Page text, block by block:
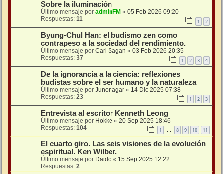
Sobre la iluminación
Último mensaje por adminFM « 05 Feb 2026 09:20
Respuestas: 11 1 2
Byung-Chul Han: el budismo zen como
contrapeso a la sociedad del rendimiento.
Último mensaje por Carl Sagan « 03 Feb 2026 20:35
Respuestas: 37 1 2 3 4
De la ignorancia a la ciencia: reflexiones
budistas sobre el ser humano y la naturaleza
Último mensaje por Junonagar « 14 Dic 2025 07:38
Respuestas: 23 1 2 3
Entrevista al escritor Kenneth Leong
Último mensaje por Hokke « 20 Sep 2025 18:46
Respuestas: 104 1 … 8 9 10 11
El cuarto giro. Las seis visiones de la evolución
espiritual. Ken Wilber.
Último mensaje por Daido « 15 Sep 2025 12:22
Respuestas: 2